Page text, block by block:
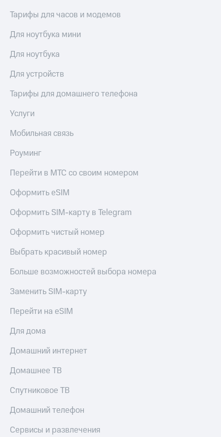
Тарифы для часов и модемов
Для ноутбука мини
Для ноутбука
Для устройств
Тарифы для домашнего телефона
Услуги
Мобильная связь
Роуминг
Перейти в МТС со своим номером
Оформить eSIM
Оформить SIM-карту в Telegram
Оформить чистый номер
Выбрать красивый номер
Больше возможностей выбора номера
Заменить SIM-карту
Перейти на eSIM
Для дома
Домашний интернет
Домашнее ТВ
Спутниковое ТВ
Домашний телефон
Сервисы и развлечения